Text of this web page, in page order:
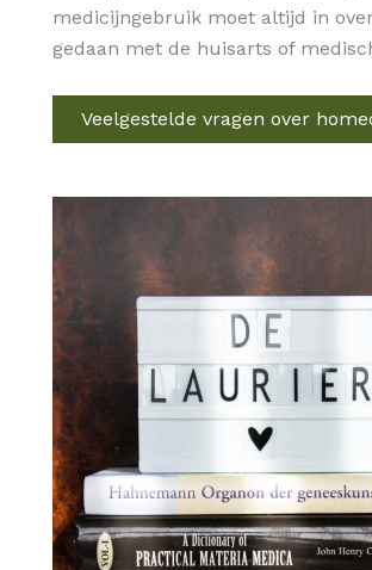
medicijngebruik moet altijd in
gedaan met de huisarts of
Veelgestelde vragen over